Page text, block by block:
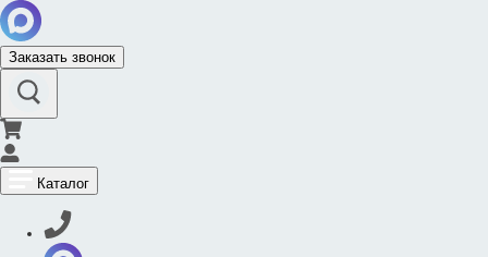
Заказать звонок
Каталог